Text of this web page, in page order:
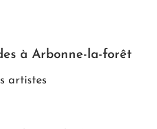
à Arbonne-la-forêt